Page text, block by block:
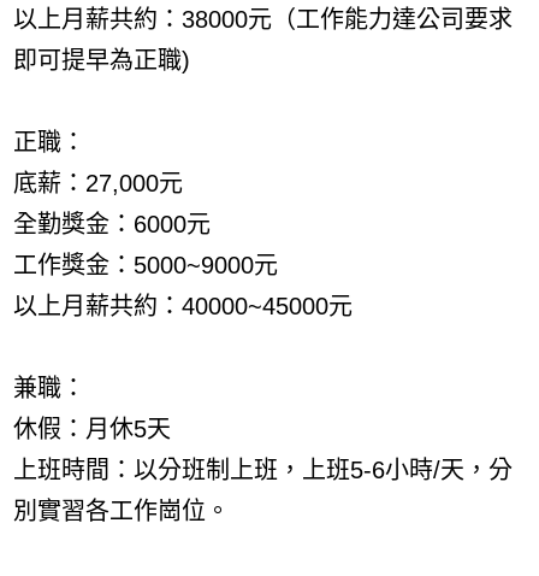
以上月薪共約：38000元（工作能力達公司要求
即可提早為正職)
正職：
底薪：27,000元
全勤獎金：6000元
工作獎金：5000~9000元
以上月薪共約：40000~45000元
兼職：
休假：月休5天
上班時間：以分班制上班，上班5-6小時/天，分
別實習各工作崗位。